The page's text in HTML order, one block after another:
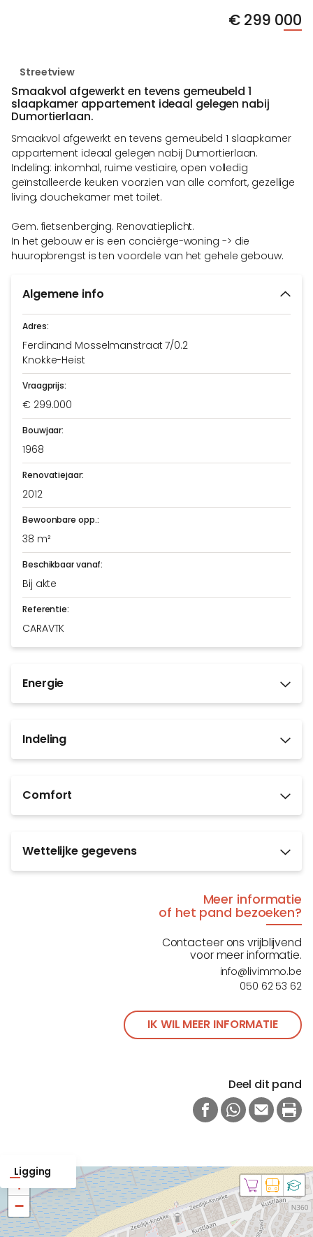
€299 000
Streetview
Smaakvol afgewerkt en tevens gemeubeld 1
slaapkamer appartement ideaal gelegen nabij
Dumortierlaan.
Smaakvol afgewerkt en tevens gemeubeld 1 slaapkamer
appartement ideaal gelegen nabij Dumortierlaan.
Indeling: inkomhal, ruime vestiaire, open volledig
geïnstalleerde keuken voorzien van alle comfort, gezellige
living, douchekamer met toilet.
Gem. fietsenberging. Renovatieplicht.
In het gebouw er is een conciërge-woning -> die
huuropbrengst is ten voordele van het gehele gebouw.
Algemene info
Adres:
Ferdinand Mosselmanstraat 7/0.2
Knokke-Heist
Vraagprijs:
€ 299.000
Bouwjaar:
1968
Renovatiejaar:
2012
Bewoonbare opp.:
38 m²
Beschikbaar vanaf:
Bij akte
Referentie:
CARAVTK
Energie
Indeling
Comfort
Wettelijke gegevens
Meer informatie
of het pand bezoeken?
Contacteer ons vrijblijvend
voor meer informatie.
info@livimmo.be
050 62 53 62
IK WIL MEER INFORMATIE
Deel dit pand
FACEBOOK
WHATSAPP
E-MAIL
Ligging
+
−